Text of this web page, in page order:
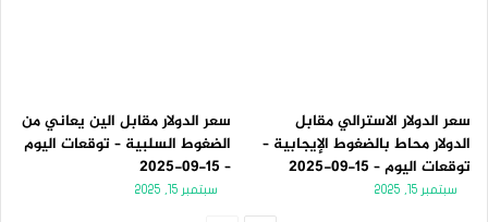
سعر الدولار الاسترالي مقابل
الدولار محاط بالضغوط الإيجابية –
توقعات اليوم – 15-09-2025
سبتمبر 15, 2025
سعر الدولار مقابل الين يعاني من
الضغوط السلبية – توقعات اليوم
– 15-09-2025
سبتمبر 15, 2025